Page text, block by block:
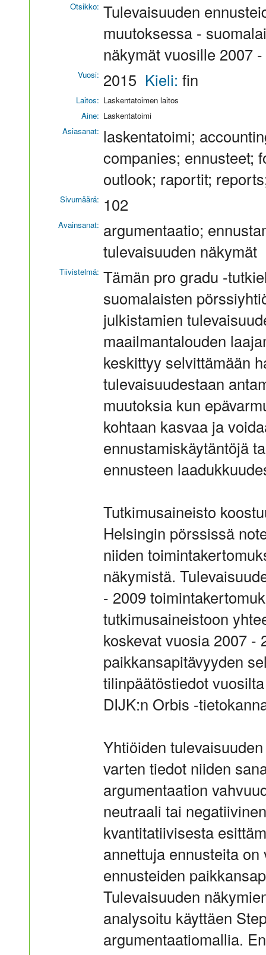
Otsikko: Tulevaisuuden
muutoksessa -
näkymät vuosille 2007
Vuosi: 2015 Kieli: fin
Laitos: Laskentatoimen laitos
Aine: Laskentatoimi
Asiasanat: laskentatoimi;
companies; ennusteet;
outlook; raportit;
Sivumäärä: 102
Avainsanat: argumentaatio;
tulevaisuuden näkymät
Tiivistelmä: Tämän pro gradu -
suomalaisten
julkistamien
maailmantalouden
keskittyy selvittämään
tulevaisuudestaan
muutoksia kun
kohtaan kasvaa ja
ennustamiskäytäntöjä
ennusteen
Tutkimusaineisto
Helsingin pörssissä
niiden
näkymistä.
- 2009
tutkimusaineistoon
koskevat vuosia 2007 -
paikkansapitävyyden
tilinpäätöstiedot
DIJK:n Orbis -
Yhtiöiden
varten tiedot niiden
argumentaation
neutraali tai
kvantitatiivisesta
annettuja ennusteita
ennusteiden
Tulevaisuuden
analysoitu käyttäen
argumentaatiomallia.